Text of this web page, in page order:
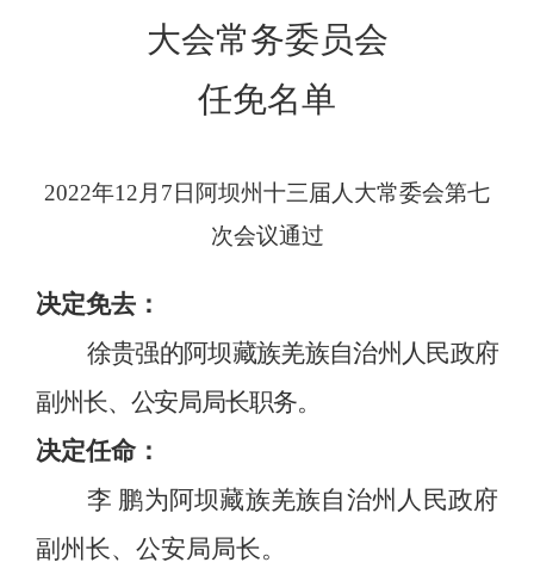
大会常务委员会
任免名单
2022年1 2 月 7 日阿坝州十三届人大常委会第七
次会议通过
决定免去 ：
徐贵强的阿坝藏族羌族自治州 人民政府
副州长、公安局局长职务。
决定任命：
李 鹏为阿坝藏族羌族自治州 人民政府
副州长、公安局局长。